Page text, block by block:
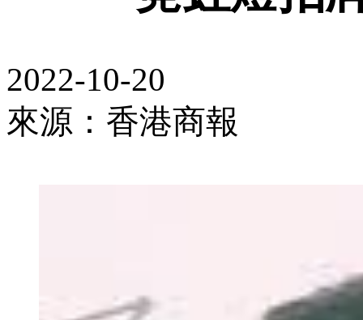
2022-10-20
來源：香港商報